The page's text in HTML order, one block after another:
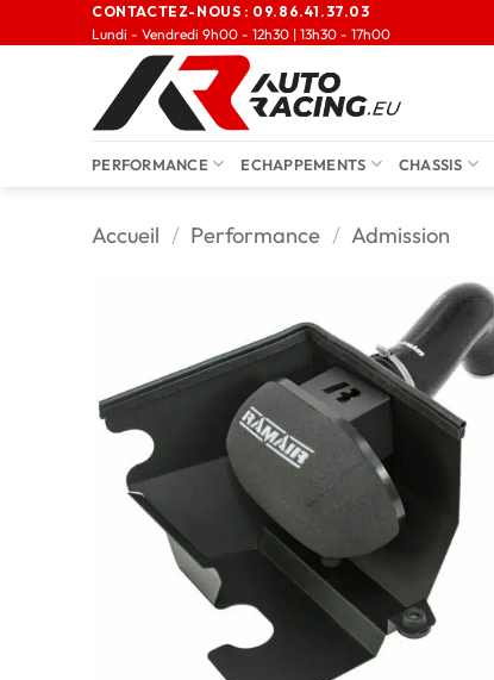
CONTACTEZ-NOUS : 09.86.41.37.03
Lundi - Vendredi 9h00 - 12h30 | 13h30 - 17h00
PERFORMANCE ECHAPPEMENTS CHASSIS
Accueil / Performance / Admission